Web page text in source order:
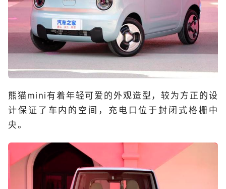
熊猫mini有着年轻可爱的外观造型，较为方正的设
计保证了车内的空间，充电口位于封闭式格栅中
央。